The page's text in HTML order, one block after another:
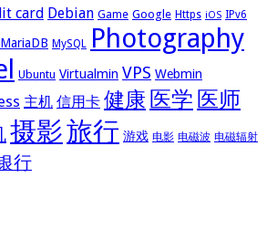
card Debian Game Google Https iOS IPv6
MariaDB MySQL Photography
Ubuntu Virtualmin VPS Webmin
主机 信用卡 健康 医学 医师
摄影旅行 游戏 电影 电磁波 电磁辐射
行